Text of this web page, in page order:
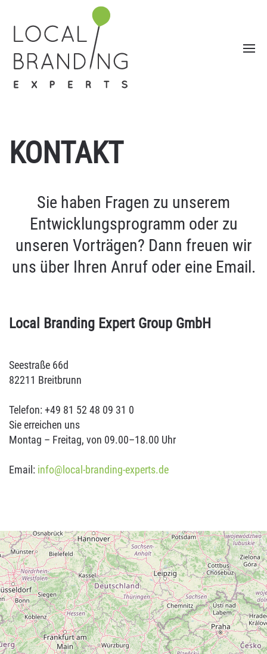
KONTAKT
Sie haben Fragen zu unserem
Entwicklungsprogramm oder zu
unseren Vorträgen? Dann freuen wir
uns über Ihren Anruf oder eine Email.
Local Branding Expert Group GmbH
Seestraße 66d
82211 Breitbrunn
Telefon: +49 81 52 48 09 31 0
Sie erreichen uns
Montag – Freitag, von 09.00–18.00 Uhr
Email: info@local-branding-experts.de